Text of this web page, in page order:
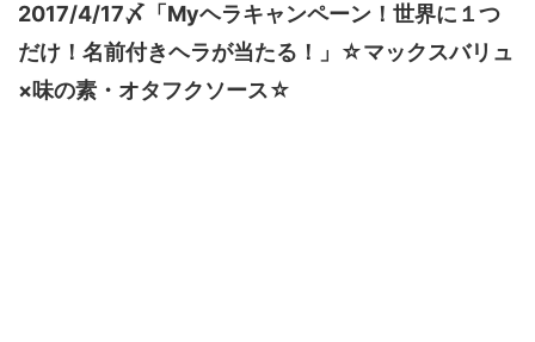
2017/4/17〆「Myヘラキャンペーン！世界に１つ
だけ！名前付きヘラが当たる！」☆マックスバリュ
×味の素・オタフクソース☆